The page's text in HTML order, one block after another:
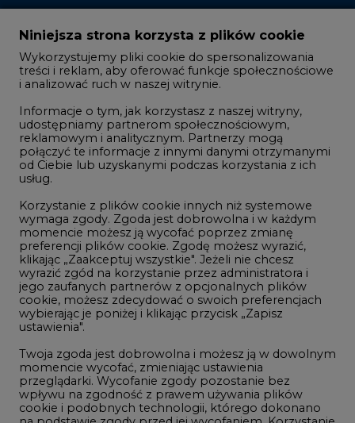
Zmiany kadrowe na rynku
Studio CIRE
Rozmowy o energetyce
Gospodarka
Geopolityka
LTE450
Innowacje i AI
Telekomunikacja i IT
Handel emisjami CO2
Wodór
Górnictwo
Atom
Fotowoltaika
Niniejsza strona korzysta z plików cookie
Wykorzystujemy pliki cookie do spersonalizowania
treści i reklam, aby oferować funkcje społecznościowe
i analizować ruch w naszej witrynie.
Informacje o tym, jak korzystasz z naszej witryny,
udostępniamy partnerom społecznościowym,
reklamowym i analitycznym. Partnerzy mogą
połączyć te informacje z innymi danymi otrzymanymi
od Ciebie lub uzyskanymi podczas korzystania z ich
usług.
Korzystanie z plików cookie innych niż systemowe
wymaga zgody. Zgoda jest dobrowolna i w każdym
momencie możesz ją wycofać poprzez zmianę
preferencji plików cookie. Zgodę możesz wyrazić,
klikając „Zaakceptuj wszystkie". Jeżeli nie chcesz
wyrazić zgód na korzystanie przez administratora i
jego zaufanych partnerów z opcjonalnych plików
cookie, możesz zdecydować o swoich preferencjach
wybierając je poniżej i klikając przycisk „Zapisz
ustawienia".
Twoja zgoda jest dobrowolna i możesz ją w dowolnym
momencie wycofać, zmieniając ustawienia
przeglądarki. Wycofanie zgody pozostanie bez
wpływu na zgodność z prawem używania plików
cookie i podobnych technologii, którego dokonano